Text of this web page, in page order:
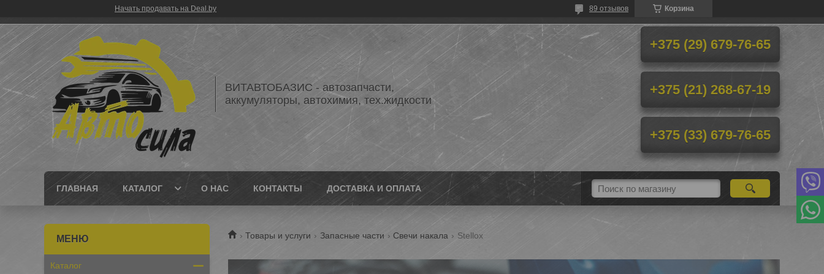
Начать продавать на Deal.by Корзина
89 отзывов
ВИТАВТОБАЗИС - автозапчасти,
аккумуляторы, автохимия, тех.жидкости
+375 (29) 679-76-65
+375 (21) 268-67-19
+375 (33) 679-76-65
ГЛАВНАЯ КАТАЛОГ О НАС КОНТАКТЫ ДОСТАВКА И ОПЛАТА
Товары и услуги Запасные части Свечи накала Stellox
Каталог